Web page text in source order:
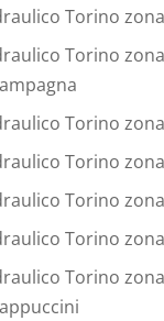
Torino
Torino
Torino
Torino
Torino
Torino
Torino